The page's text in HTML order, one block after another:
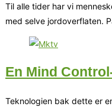
Til alle tider har vi
med selve jordoverflaten.
En Mind
Teknologien bak dette er